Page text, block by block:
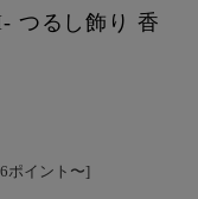
つるし飾り 香
ポイント〜]